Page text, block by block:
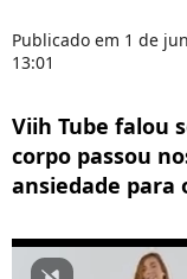
Publicado em 1 de
13:01
Viih Tube falou
corpo passou
ansiedade para